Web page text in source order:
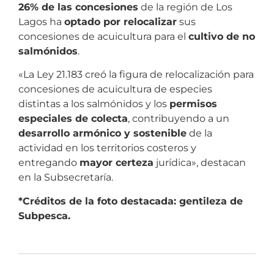
26% de las concesiones de la región de Los
Lagos ha optado por relocalizar sus
concesiones de acuicultura para el cultivo de no
salmónidos.
«La Ley 21.183 creó la figura de relocalización para
concesiones de acuicultura de especies
distintas a los salmónidos y los permisos
especiales de colecta, contribuyendo a un
desarrollo armónico y sostenible de la
actividad en los territorios costeros y
entregando mayor certeza jurídica», destacan
en la Subsecretaría.
*Créditos de la foto destacada: gentileza de
Subpesca.